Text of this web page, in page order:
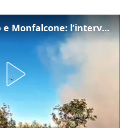
Incendio tra Duino e Monfalcone: l’intervento dei vigili del fuoco